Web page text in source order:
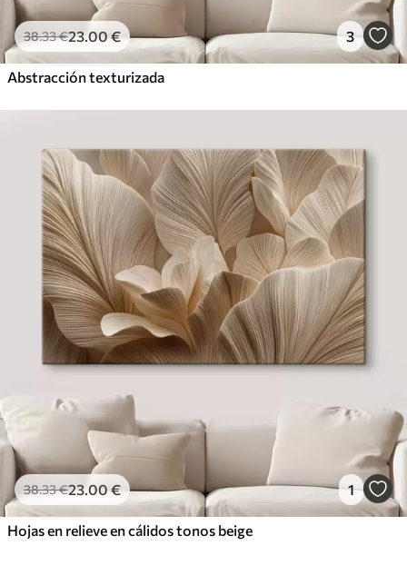
38.33€23.00€ 3
Abstracción texturizada
38.33€23.00€ 1
Hojas en relieve en cálidos tonos beige